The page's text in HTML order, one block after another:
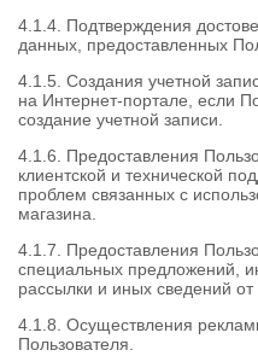
4.1.4. Подтверждения
данных, предоставленных
4.1.5. Создания учетной
на Интернет-портале, если
создание учетной записи.
4.1.6. Предоставления
клиентской и технической
проблем связанных с
магазина.
4.1.7. Предоставления
специальных предложений,
рассылки и иных сведений
4.1.8. Осуществления
Пользователя.